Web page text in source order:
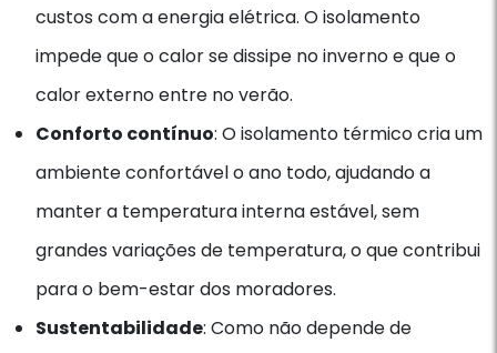
custos com a energia elétrica. O isolamento
impede que o calor se dissipe no inverno e que o
calor externo entre no verão.
Conforto contínuo: O isolamento térmico cria um
ambiente confortável o ano todo, ajudando a
manter a temperatura interna estável, sem
grandes variações de temperatura, o que contribui
para o bem-estar dos moradores.
Sustentabilidade: Como não depende de